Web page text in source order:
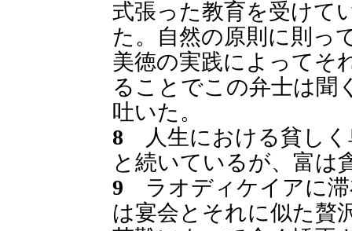
式張った教育を受けて
た。自然の原則に則っ
美徳の実践によってそ
ることでこの弁士は聞
吐いた。
8 人生における貧しく
と続いているが、富は
9 ラオディケイアに滞
は宴会とそれに似た贅